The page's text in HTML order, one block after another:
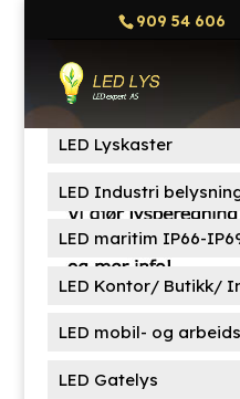
909 54 606
etter:
Produktkategorier
LED Lyskaster
LED Industri
LED maritim IP66-
LED Kontor/ Butikk/
LED mobil- og
LED Gatelys